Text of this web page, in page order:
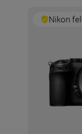
Nikon